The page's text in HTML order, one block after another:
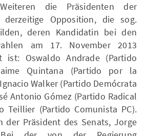
die Präsidenten der
Opposition, die sog.
deren Kandidatin bei den
am 17. November 2013
ist: Oswaldo Andrade (Partido
Quintana (Partido por la
Walker (Partido Demócrata
Antonio Gómez (Partido Radical
Teillier (Partido Comunista PC).
der Präsident des Senats, Jorge